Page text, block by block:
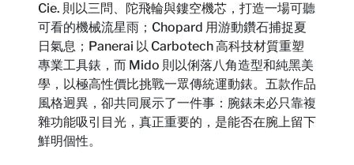
Cie. 則以三問、陀飛輪與鏤空機芯，打造一場可聽
可看的機械流星雨；Chopard 用游動鑽石捕捉夏
日氣息；Panerai 以 Carbotech 高科技材質重塑
專業工具錶，而 Mido 則以俐落八角造型和純黑美
學，以極高性價比挑戰一眾傳統運動錶。五款作品
風格迥異，卻共同展示了一件事：腕錶未必只靠複
雜功能吸引目光，真正重要的，是能否在腕上留下
鮮明個性。